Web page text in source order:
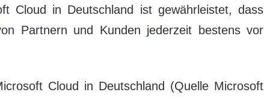
Cloud in Deutschland ist gewährleistet, dass
Partnern und Kunden jederzeit bestens vor
Cloud in Deutschland (Quelle Microsoft